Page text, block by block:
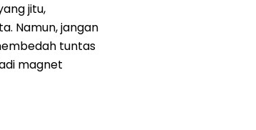
jitu,
Namun, jangan
tuntas
magnet